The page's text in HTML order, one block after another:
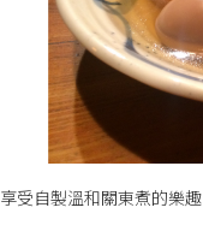
享受自製溫和關東煮的樂趣